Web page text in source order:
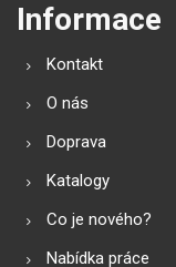
Informace
Kontakt
O nás
Doprava
Katalogy
Co je nového?
Nabídka práce